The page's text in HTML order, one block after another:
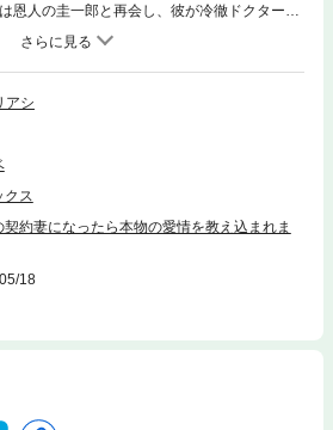
恩人の圭一郎と再会し、彼が冷徹ドクターと
。そんな彼にお礼をしたいと申し出た結果、
彼の「偽の婚約者」を演じることに。しかし
て偽装結婚にまで発展してしまう。その意外
人はお互いに惹かれて……？ クールなエリ
アシ
クス
約妻になったら本物の愛情を教え込まれま
18